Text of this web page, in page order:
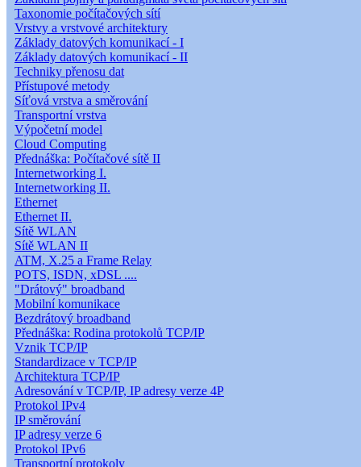
Taxonomie počítačových sítí
Vrstvy a vrstvové architektury
Základy datových komunikací - I
Základy datových komunikací - II
Techniky přenosu dat
Přístupové metody
Síťová vrstva a směrování
Transportní vrstva
Výpočetní model
Cloud Computing
Přednáška: Počítačové sítě II
Internetworking I.
Internetworking II.
Ethernet
Ethernet II.
Sítě WLAN
Sítě WLAN II
ATM, X.25 a Frame Relay
POTS, ISDN, xDSL ....
"Drátový" broadband
Mobilní komunikace
Bezdrátový broadband
Přednáška: Rodina protokolů TCP/IP
Vznik TCP/IP
Standardizace v TCP/IP
Architektura TCP/IP
Adresování v TCP/IP, IP adresy verze 4P
Protokol IPv4
IP směrování
IP adresy verze 6
Protokol IPv6
Transportní protokoly